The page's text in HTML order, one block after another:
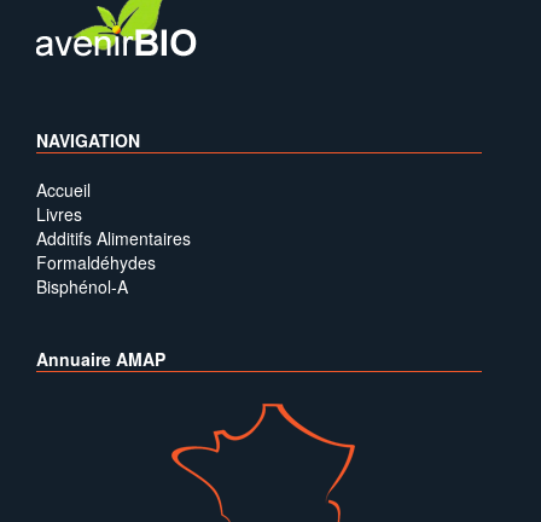
NAVIGATION
Accueil
Livres
Additifs Alimentaires
Formaldéhydes
Bisphénol-A
Annuaire AMAP